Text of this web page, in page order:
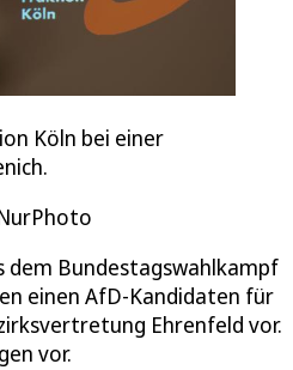
Köln bei einer
dem Bundestagswahlkampf
einen AfD-Kandidaten für
Ehrenfeld vor.
vor.